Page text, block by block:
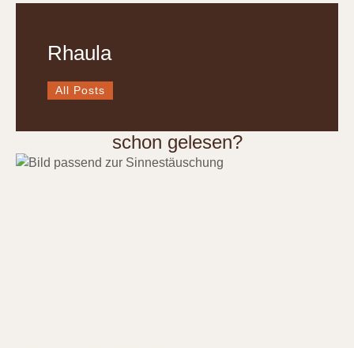
Rhaula
All Posts
schon gelesen?